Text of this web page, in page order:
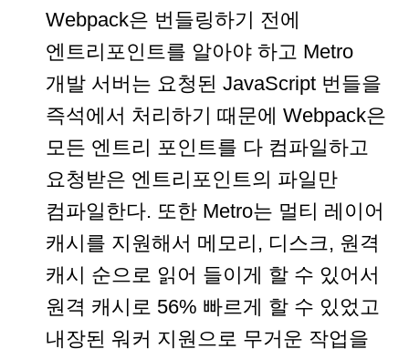
Webpack은 번들링하기 전에
엔트리포인트를 알아야 하고 Metro
개발 서버는 요청된 JavaScript 번들을
즉석에서 처리하기 때문에 Webpack은
모든 엔트리 포인트를 다 컴파일하고
요청받은 엔트리포인트의 파일만
컴파일한다. 또한 Metro는 멀티 레이어
캐시를 지원해서 메모리, 디스크, 원격
캐시 순으로 읽어 들이게 할 수 있어서
원격 캐시로 56% 빠르게 할 수 있었고
내장된 워커 지원으로 무거운 작업을